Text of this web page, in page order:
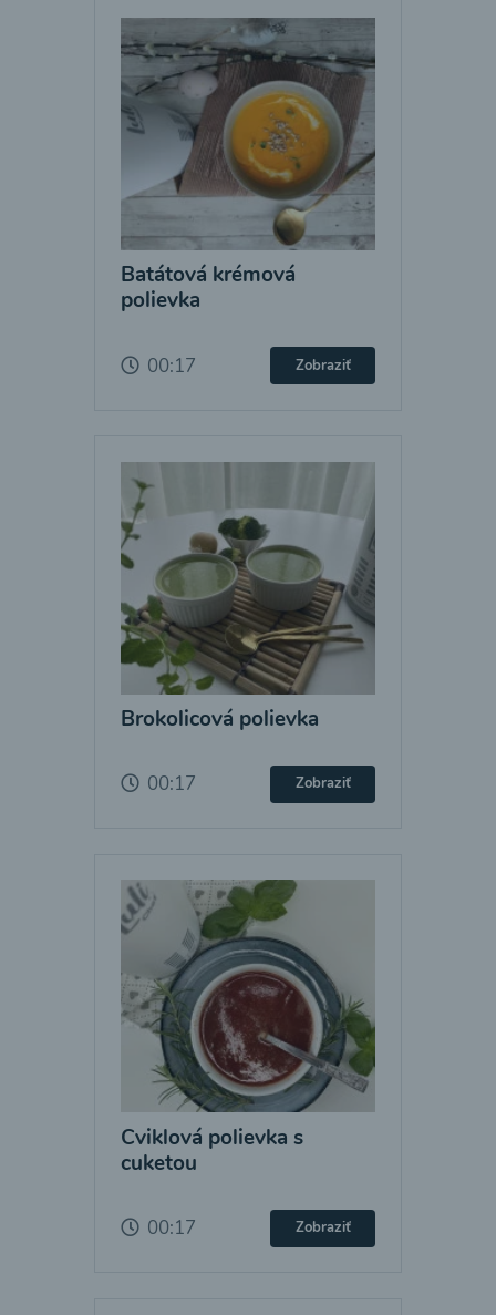
Batátová krémová
polievka
00:17 Zobraziť
Brokolicová polievka
00:17 Zobraziť
Cviklová polievka s
cuketou
00:17 Zobraziť